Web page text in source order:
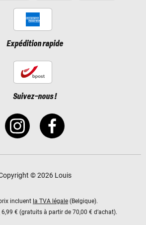
Expédition rapide
Suivez-nous !
© 2026 Louis
incluent la TVA légale (Belgique).
6,99 € (gratuits à partir de 70,00 € d’achat).